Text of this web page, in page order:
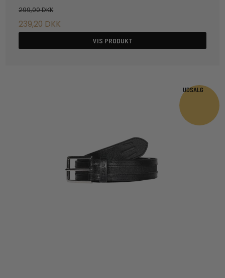
299,00 DKK
239,20 DKK
VIS PRODUKT
UDSALG